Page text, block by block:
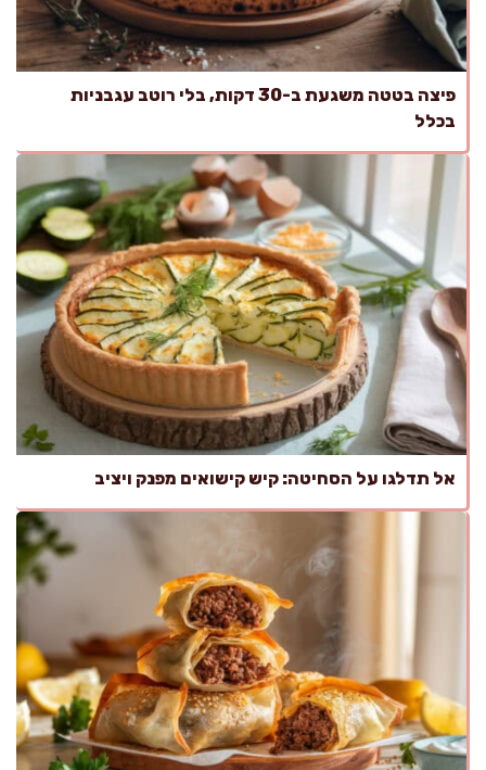
פיצה בטטה משגעת ב-30 דקות, בלי רוטב עגבניות
בכלל
אל תדלגו על הסחיטה: קיש קישואים מפנק ויציב